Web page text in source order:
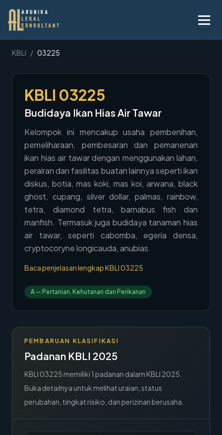
Layanan
Peraturan
KBLI
Tentang
Penawaran
Blog
Legal AI
Hubungi Kami→
KBLI / 03225
KBLI 03225
Budidaya Ikan Hias Air Tawar
Kelompok ini mencakup usaha pembenihan,
pemeliharaan, pembesaran dan pemanenan
ikan hias air tawar dengan menggunakan lahan,
perairan dan fasilitas buatan lainnya seperti ikan
diskus, botia, mas koki, mas koi, arwana, black
ghost, cupang, silver dollar, palmas, rainbow,
tetra, diamond tetra, barnabus fish dan
manfish. Termasuk juga budidaya tanaman hias
air tawar, seperti cabomba, egeria densa,
cryptocoryne longicauda, anubias.
Baca penjelasan lengkap KBLI03225
A — Pertanian, Kehutanan dan Perikanan
PEMBARUAN KLASIFIKASI
Padanan KBLI 2025
KBLI 03225 memiliki 1 padanan dalam KBLI 2025.
Buka detailnya untuk melihat uraian, status
perubahan, tingkat risiko, dan perizinan berusaha.